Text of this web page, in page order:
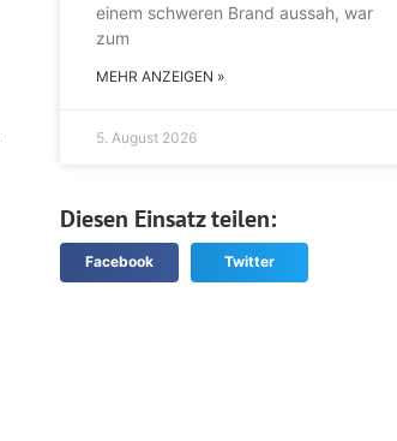
einem schweren Brand aussah, war
zum
MEHR ANZEIGEN »
5. August 2026
Diesen Einsatz teilen:
Facebook Twitter